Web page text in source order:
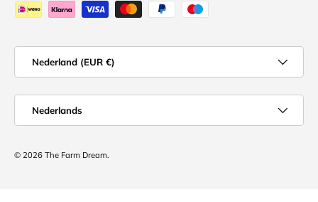
Geaccepteerde betaalmethoden
Nederland (EUR €)
Nederlands
© 2026 The Farm Dream.